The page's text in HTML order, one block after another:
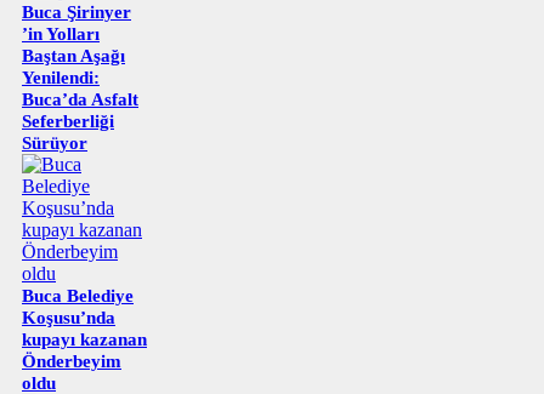
Buca Şirinyer
’in Yolları
Baştan Aşağı
Yenilendi:
Buca’da Asfalt
Seferberliği
Sürüyor
Buca Belediye
Koşusu’nda
kupayı kazanan
Önderbeyim
oldu